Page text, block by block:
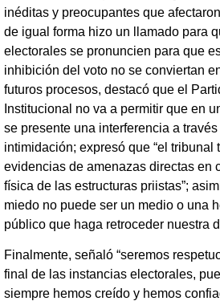
inéditas y preocupantes que
de igual forma hizo un llamado para
electorales se pronuncien para que
inhibición del voto no se conviertan
futuros procesos, destacó que el
Institucional no va a permitir que en
se presente una interferencia a
intimidación; expresó que “el tribunal
evidencias de amenazas directas en
física de las estructuras priistas”;
miedo no puede ser un medio o una
público que haga retroceder nuestra
Finalmente, señaló “seremos
final de las instancias electorales,
siempre hemos creído y hemos